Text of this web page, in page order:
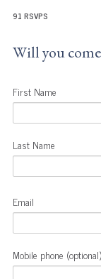
91 RSVPS
Will you
First Name
Last Name
Email
Mobile phone (optional)